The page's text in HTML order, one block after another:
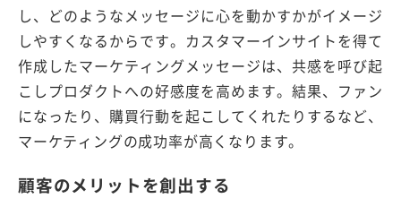
し、どのようなメッセージに心を動かすかがイメージ
しやすくなるからです。カスタマーインサイトを得て
作成したマーケティングメッセージは、共感を呼び起
こしプロダクトへの好感度を高めます。結果、ファン
になったり、購買行動を起こしてくれたりするなど、
マーケティングの成功率が高くなります。
顧客のメリットを創出する